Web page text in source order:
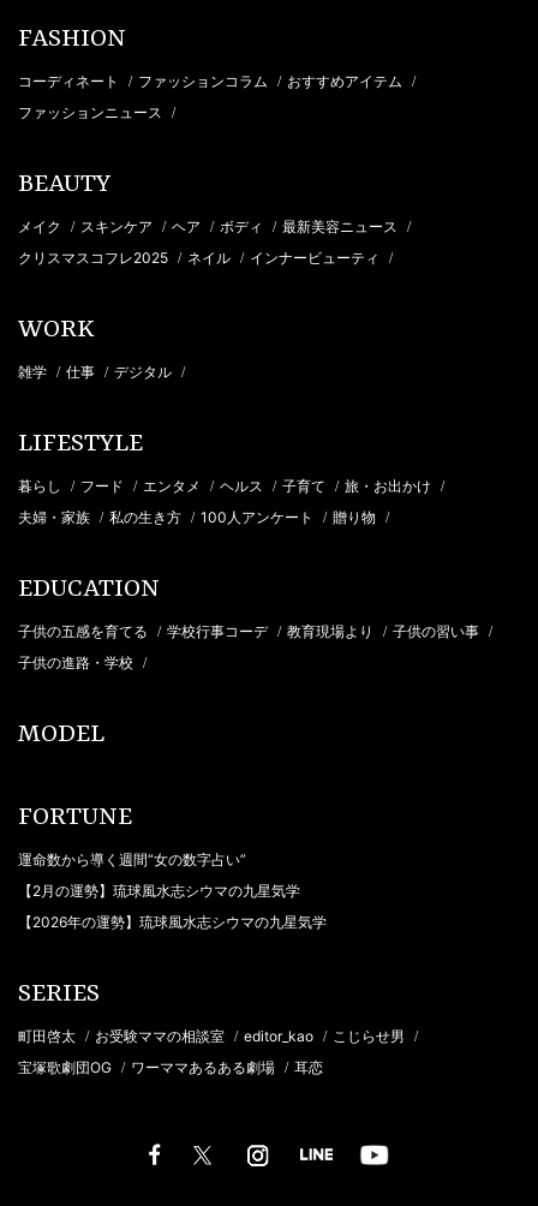
FASHION
コーディネート / ファッションコラム / おすすめアイテム /
ファッションニュース /
BEAUTY
メイク / スキンケア / ヘア / ボディ / 最新美容ニュース /
クリスマスコフレ2025 / ネイル / インナービューティ /
WORK
雑学 / 仕事 / デジタル /
LIFESTYLE
暮らし / フード / エンタメ / ヘルス / 子育て / 旅・お出かけ /
夫婦・家族 / 私の生き方 / 100人アンケート / 贈り物 /
EDUCATION
子供の五感を育てる / 学校行事コーデ / 教育現場より / 子供の習い事 /
子供の進路・学校 /
MODEL
FORTUNE
運命数から導く週間“女の数字占い”
【2月の運勢】琉球風水志シウマの九星気学
【2026年の運勢】琉球風水志シウマの九星気学
SERIES
町田啓太 / お受験ママの相談室 / editor_kao / こじらせ男 /
宝塚歌劇団OG / ワーママあるある劇場 / 耳恋